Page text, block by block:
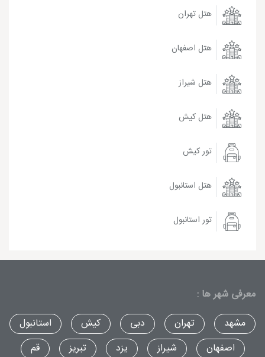
هتل تهران
هتل اصفهان
هتل شیراز
هتل کیش
تور کیش
هتل استانبول
تور استانبول
معرفی شهر ها :
مشهد
تهران دبی کیش
استانبول
اصفهان
شیراز یزد تبریز قم